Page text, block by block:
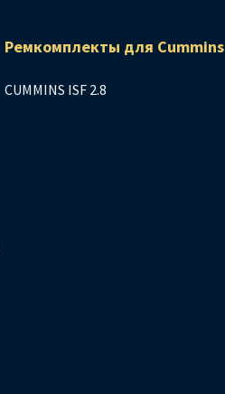
Ремкомплекты для Сummins
CUMMINS ISF 2.8